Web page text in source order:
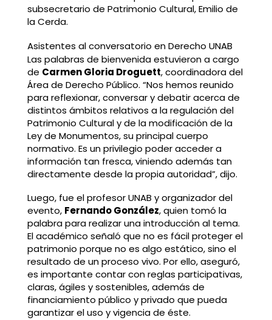
subsecretario de Patrimonio Cultural, Emilio de
la Cerda.
Asistentes al conversatorio en Derecho UNAB
Las palabras de bienvenida estuvieron a cargo
de Carmen Gloria Droguett, coordinadora del
Área de Derecho Público. “Nos hemos reunido
para reflexionar, conversar y debatir acerca de
distintos ámbitos relativos a la regulación del
Patrimonio Cultural y de la modificación de la
Ley de Monumentos, su principal cuerpo
normativo. Es un privilegio poder acceder a
información tan fresca, viniendo además tan
directamente desde la propia autoridad”, dijo.
Luego, fue el profesor UNAB y organizador del
evento, Fernando González, quien tomó la
palabra para realizar una introducción al tema.
El académico señaló que no es fácil proteger el
patrimonio porque no es algo estático, sino el
resultado de un proceso vivo. Por ello, aseguró,
es importante contar con reglas participativas,
claras, ágiles y sostenibles, además de
financiamiento público y privado que pueda
garantizar el uso y vigencia de éste.